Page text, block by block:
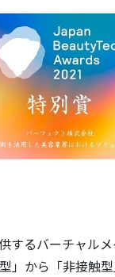
するバーチャル
」から「非接触